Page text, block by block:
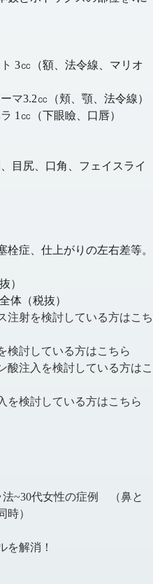
3㏄（額、法令線、マリオ
マ3.2㏄（頬、顎、法令線）
1㏄（下眼瞼、口唇）
目尻、口角、フェイスライ
症、仕上がりの左右差等。
）
体（税抜）
注射を検討している方はこち
検討している方はこちら
酸注入を検討している方はこ
を検討している方はこちら
法~30代女性の症例 （鼻と
時）
を解消！